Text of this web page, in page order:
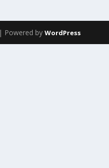
| Powered byWordPress